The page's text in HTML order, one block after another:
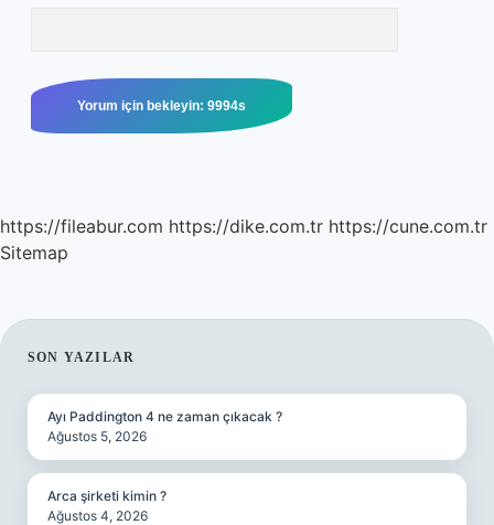
https://fileabur.com https://dike.com.tr https://cune.com.tr
Sitemap
SIDEBAR
SON YAZILAR
Ayı Paddington 4 ne zaman çıkacak ?
Ağustos 5, 2026
Arca şirketi kimin ?
Ağustos 4, 2026